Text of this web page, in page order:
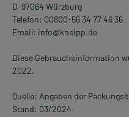
D-97064 Würzburg
Telefon: 00800-56 34 77 46 36
Email: info@kneipp.de
Diese Gebrauchsinformation
2022.
Quelle: Angaben der
Stand: 03/2024